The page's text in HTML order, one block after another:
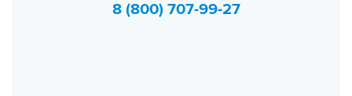
8 (800) 707-99-27